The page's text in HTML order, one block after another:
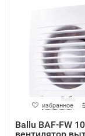
избранное
Ballu BAF-FW